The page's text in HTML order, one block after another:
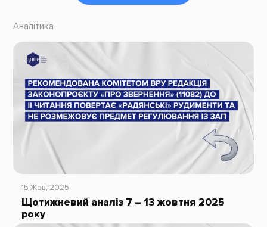
Аналітика
15 Жов, 2025
Щотижневий аналіз 7 – 13 жовтня 2025
року